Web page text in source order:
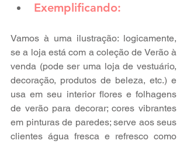
Exemplificando:
Vamos à uma ilustração: logicamente,
se a loja está com a coleção de Verão à
venda (pode ser uma loja de vestuário,
decoração, produtos de beleza, etc.) e
usa em seu interior flores e folhagens
de verão para decorar; cores vibrantes
em pinturas de paredes; serve aos seus
clientes água fresca e refresco como